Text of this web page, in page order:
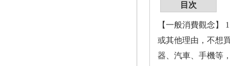
目次
【一般消費觀念】
或其他理由，不想
器、汽車、手機等